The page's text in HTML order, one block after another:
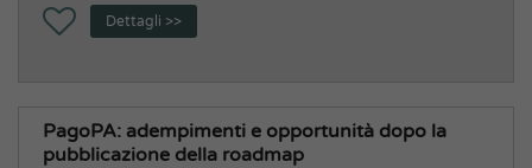
Dettagli >>
PagoPA: adempimenti e opportunità dopo la
pubblicazione della roadmap